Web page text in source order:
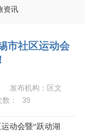
资讯
市社区运动会
发布机构：区文
： 39
动会暨“跃动湖